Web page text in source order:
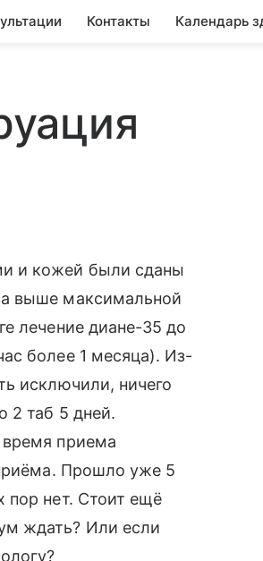
Контакты Календарь
и кожей были сданы
выше максимальной
лечение диане-35 до
более 1 месяца). Из-
исключили, ничего
2 таб 5 дней.
время приема
Прошло уже 5
пор нет. Стоит ещё
ждать? Или если